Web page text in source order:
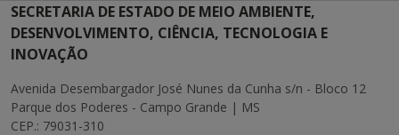
SECRETARIA DE ESTADO DE MEIO AMBIENTE,
DESENVOLVIMENTO, CIÊNCIA, TECNOLOGIA E
INOVAÇÃO
Avenida Desembargador José Nunes da Cunha s/n - Bloco 12
Parque dos Poderes - Campo Grande | MS
CEP.: 79031-310